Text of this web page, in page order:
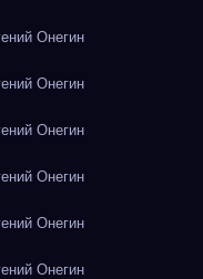
Онегин
Онегин
Онегин
Онегин
Онегин
Онегин